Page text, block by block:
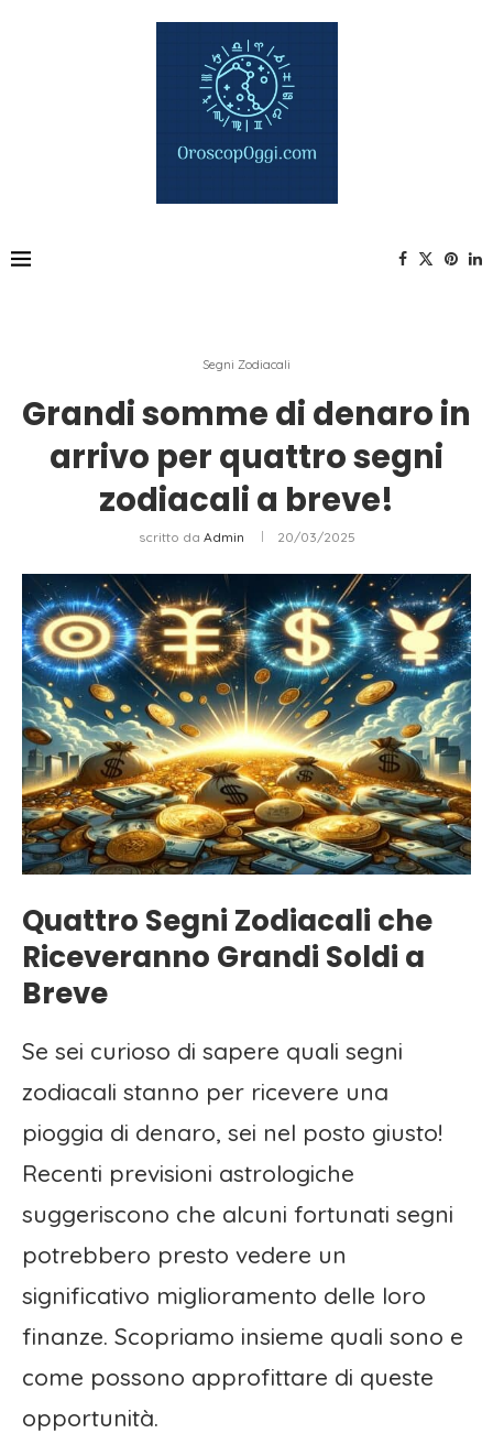
Segni Zodiacali
Grandi somme di denaro in
arrivo per quattro segni
zodiacali a breve!
scritto da Admin 20/03/2025
Quattro Segni Zodiacali che
Riceveranno Grandi Soldi a
Breve
Se sei curioso di sapere quali segni
zodiacali stanno per ricevere una
pioggia di denaro, sei nel posto giusto!
Recenti previsioni astrologiche
suggeriscono che alcuni fortunati segni
potrebbero presto vedere un
significativo miglioramento delle loro
finanze. Scopriamo insieme quali sono e
come possono approfittare di queste
opportunità.